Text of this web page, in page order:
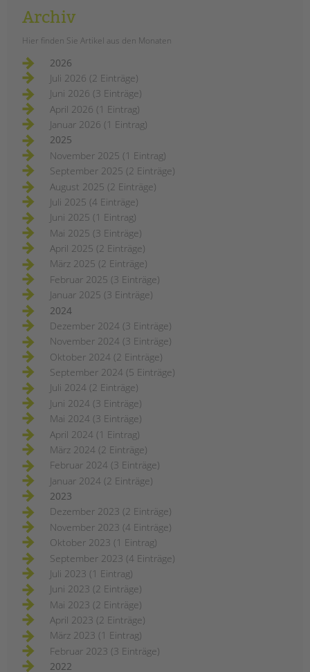
Archiv
Hier finden Sie Artikel aus den Monaten
2026
Juli 2026 (2 Einträge)
Juni 2026 (3 Einträge)
April 2026 (1 Eintrag)
Januar 2026 (1 Eintrag)
2025
November 2025 (1 Eintrag)
September 2025 (2 Einträge)
August 2025 (2 Einträge)
Juli 2025 (4 Einträge)
Juni 2025 (1 Eintrag)
Mai 2025 (3 Einträge)
April 2025 (2 Einträge)
März 2025 (2 Einträge)
Februar 2025 (3 Einträge)
Januar 2025 (3 Einträge)
2024
Dezember 2024 (3 Einträge)
November 2024 (3 Einträge)
Oktober 2024 (2 Einträge)
September 2024 (5 Einträge)
Juli 2024 (2 Einträge)
Juni 2024 (3 Einträge)
Mai 2024 (3 Einträge)
April 2024 (1 Eintrag)
März 2024 (2 Einträge)
Februar 2024 (3 Einträge)
Januar 2024 (2 Einträge)
2023
Dezember 2023 (2 Einträge)
November 2023 (4 Einträge)
Oktober 2023 (1 Eintrag)
September 2023 (4 Einträge)
Juli 2023 (1 Eintrag)
Juni 2023 (2 Einträge)
Mai 2023 (2 Einträge)
April 2023 (2 Einträge)
März 2023 (1 Eintrag)
Februar 2023 (3 Einträge)
2022